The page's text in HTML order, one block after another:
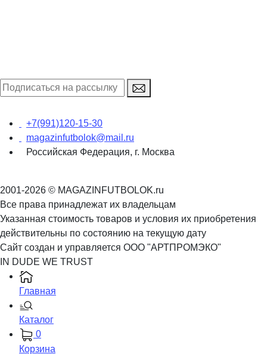
+7(991)120-15-30
magazinfutbolok@mail.ru
Российская Федерация, г. Москва
2001-2026 © MAGAZINFUTBOLOK.ru
Все права принадлежат их владельцам
Указанная стоимость товаров и условия их приобретения
действительны по состоянию на текущую дату
Сайт создан и управляется ООО "АРТПРОМЭКО"
IN DUDE WE TRUST
Главная
Каталог
0
Корзина